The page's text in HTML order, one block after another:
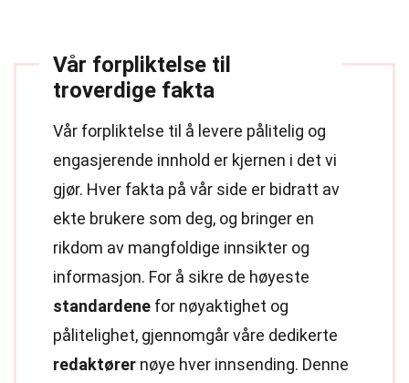
Vår forpliktelse til
troverdige fakta
Vår forpliktelse til å levere pålitelig og
engasjerende innhold er kjernen i det vi
gjør. Hver fakta på vår side er bidratt av
ekte brukere som deg, og bringer en
rikdom av mangfoldige innsikter og
informasjon. For å sikre de høyeste
standardene for nøyaktighet og
pålitelighet, gjennomgår våre dedikerte
redaktører nøye hver innsending. Denne